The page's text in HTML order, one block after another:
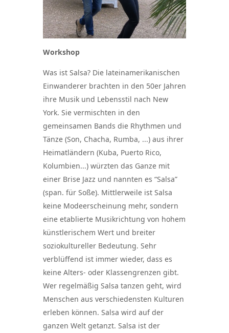
Workshop
Was ist Salsa? Die lateinamerikanischen
Einwanderer brachten in den 50er Jahren
ihre Musik und Lebensstil nach New
York. Sie vermischten in den
gemeinsamen Bands die Rhythmen und
Tänze (Son, Chacha, Rumba, ...) aus ihrer
Heimatländern (Kuba, Puerto Rico,
Kolumbien...) würzten das Ganze mit
einer Brise Jazz und nannten es “Salsa”
(span. für Soße). Mittlerweile ist Salsa
keine Modeerscheinung mehr, sondern
eine etablierte Musikrichtung von hohem
künstlerischem Wert und breiter
soziokultureller Bedeutung. Sehr
verblüffend ist immer wieder, dass es
keine Alters- oder Klassengrenzen gibt.
Wer regelmäßig Salsa tanzen geht, wird
Menschen aus verschiedensten Kulturen
erleben können. Salsa wird auf der
ganzen Welt getanzt. Salsa ist der